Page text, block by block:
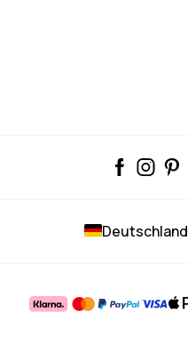
Deutschland